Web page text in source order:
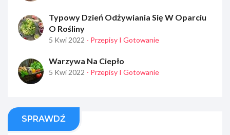
Typowy Dzień Odżywiania Się W Oparciu
O Rośliny
5 Kwi 2022 - Przepisy I Gotowanie
Warzywa Na Ciepło
5 Kwi 2022 - Przepisy I Gotowanie
SPRAWDŹ